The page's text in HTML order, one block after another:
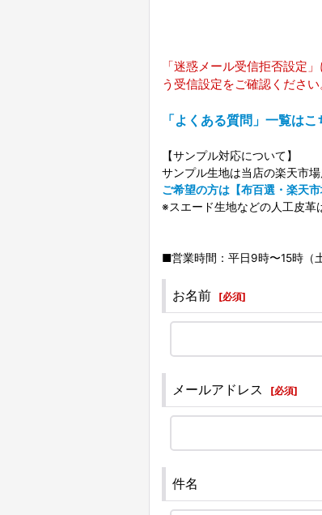
「迷惑メール受信拒否設定
う受信設定をご確認ください
「よくある質問」一覧はこ
【サンプル対応について】
サンプル生地は当店の楽天市場
ご希望の方は【布百選・楽天
※スエード生地などの人工皮革
■営業時間：平日9時〜15時（
お名前 [必須]
メールアドレス [必須]
件名